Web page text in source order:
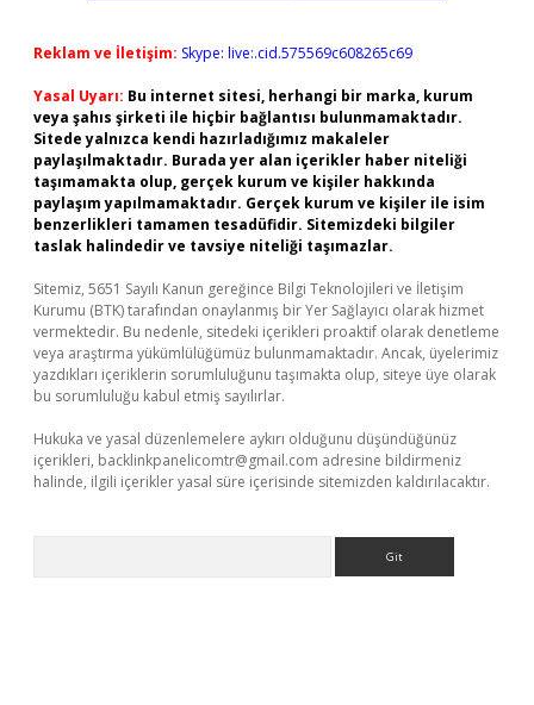
Reklam ve İletişim: Skype: live:.cid.575569c608265c69
Yasal Uyarı: Bu internet sitesi, herhangi bir marka, kurum
veya şahıs şirketi ile hiçbir bağlantısı bulunmamaktadır.
Sitede yalnızca kendi hazırladığımız makaleler
paylaşılmaktadır. Burada yer alan içerikler haber niteliği
taşımamakta olup, gerçek kurum ve kişiler hakkında
paylaşım yapılmamaktadır. Gerçek kurum ve kişiler ile isim
benzerlikleri tamamen tesadüfidir. Sitemizdeki bilgiler
taslak halindedir ve tavsiye niteliği taşımazlar.
Sitemiz, 5651 Sayılı Kanun gereğince Bilgi Teknolojileri ve İletişim
Kurumu (BTK) tarafından onaylanmış bir Yer Sağlayıcı olarak hizmet
vermektedir. Bu nedenle, sitedeki içerikleri proaktif olarak denetleme
veya araştırma yükümlülüğümüz bulunmamaktadır. Ancak, üyelerimiz
yazdıkları içeriklerin sorumluluğunu taşımakta olup, siteye üye olarak
bu sorumluluğu kabul etmiş sayılırlar.
Hukuka ve yasal düzenlemelere aykırı olduğunu düşündüğünüz
içerikleri, backlinkpanelicomtr@gmail.com adresine bildirmeniz
halinde, ilgili içerikler yasal süre içerisinde sitemizden kaldırılacaktır.